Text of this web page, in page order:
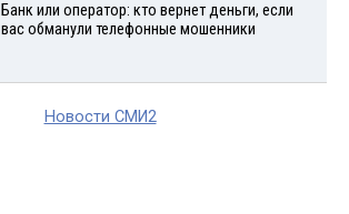
Банк или оператор: кто вернет деньги, если
вас обманули телефонные мошенники
Новости СМИ2